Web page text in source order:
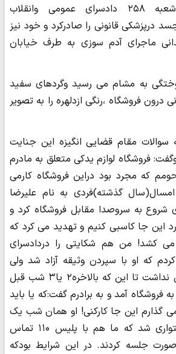
داشت که قاضی شعبه ۲۵۸ دادسرای عمومی وانقلاب
درپزشکی قانونی را صادرکرد و خود نیز
ماجرای آدم سوزی به طرف خیابان
به مشام می رسید وگردهای سفید
فروشگاه ،رنگی ازدلهره را به تصویر
سوالات مقام قضایی انگیزه این جنایت
فروشگاه لوازم یدکی متعلق به مادرم
که مجرد بود دراین فروشگاه کارمی
امسال(سال گذشته)فردی به نام علیرضا
به سروصدا مقابل فروشگاه کرد و
این جا کاسبی کنیم و تهدید می کرد که
کشد! من هم شکایتی را دردادسرای
کردم که او با سپردن وثیقه آزاد شد ولی
مزاحمت هایش پایانی نداشت تا این که بالاخره۲ یا۳ شب قبل
فروشگاه آمد و به برادرم گفت:که یا باید
گذارم این جا کارکنی! او همان شب یک
لیوان را شکست و متواری شد که ما هم با پلیس ۱۱۰ تماس
جلسه کردند. در این شرایط بودکه